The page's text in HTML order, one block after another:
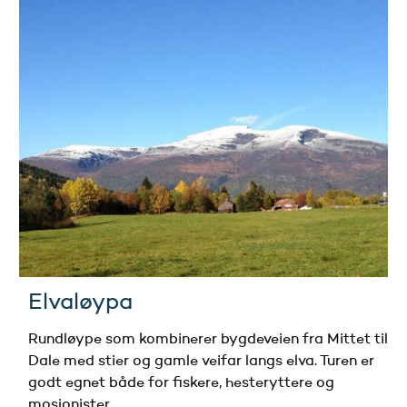
Elvaløypa
Rundløype som kombinerer bygdeveien fra Mittet til
Dale med stier og gamle veifar langs elva. Turen er
godt egnet både for fiskere, hesteryttere og